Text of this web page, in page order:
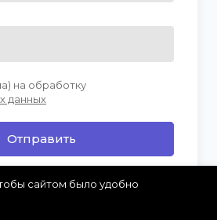
Отправить
на обработку
данных
сайтом было удобно